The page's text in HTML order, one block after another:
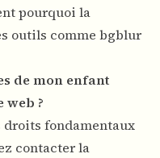
pourquoi la
outils comme bgblur
de mon enfant
web ?
droits fondamentaux
contacter la